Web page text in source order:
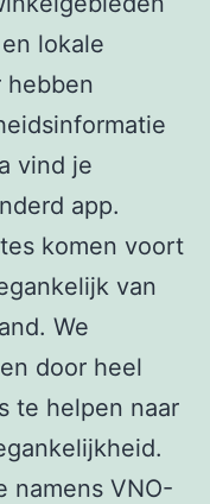
lokale
hebben
vind je
app.
komen voort
van
We
door heel
te helpen naar
namens VNO-